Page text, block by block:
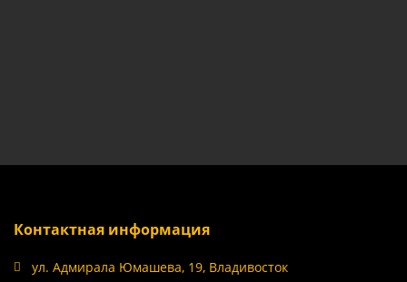
Контактная информация
ул. Адмирала Юмашева, 19, Владивосток